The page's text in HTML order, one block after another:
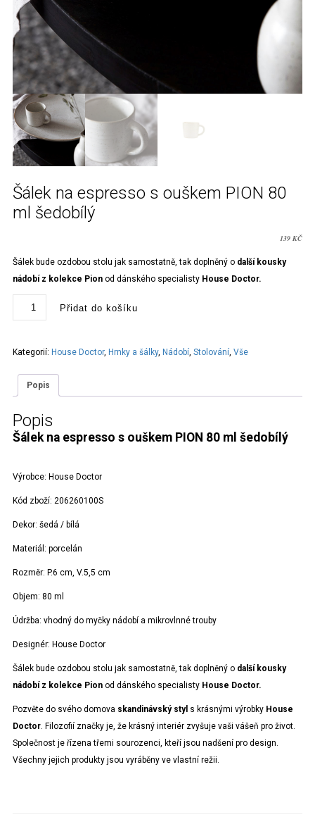
Šálek na espresso s ouškem PION 80
ml šedobílý
139KČ
Šálek bude ozdobou stolu jak samostatně, tak doplněný o další kousky
nádobí z kolekce Pionod dánského specialisty House Doctor.
espresso
PION
80
šedobílý
množství
Přidat do košíku
Kategorií: House Doctor, Hrnky a šálky, Nádobí, Stolování, Vše
Popis
Popis
Šálek na espresso s ouškem PION 80 ml šedobílý
Výrobce: House Doctor
Kód zboží: 206260100S
Dekor: šedá / bílá
Materiál: porcelán
Rozměr: P.6 cm, V.5,5 cm
Objem: 80 ml
Údržba: vhodný do myčky nádobí a mikrovlnné trouby
Designér: House Doctor
Šálek bude ozdobou stolu jak samostatně, tak doplněný o další kousky
nádobí z kolekce Pionod dánského specialisty House Doctor.
Pozvěte do svého domova skandinávský styl s krásnými výrobky House
Doctor. Filozofií značky je, že krásný interiér zvyšuje vaši vášeň pro život.
Společnost je řízena třemi sourozenci, kteří jsou nadšení pro design.
Všechny jejich produkty jsou vyráběny ve vlastní režii.